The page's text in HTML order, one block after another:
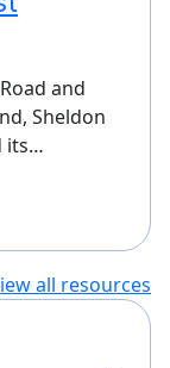
and
Sheldon
its…
all resources